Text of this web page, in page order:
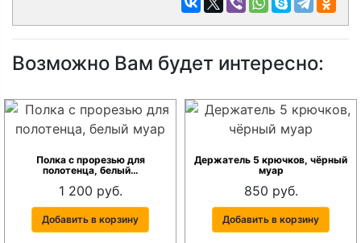
Возможно Вам будет интересно:
Полка с прорезью для
полотенца, белый…
1 200 руб.
Добавить в корзину
Держатель 5 крючков, чёрный
муар
850 руб.
Добавить в корзину